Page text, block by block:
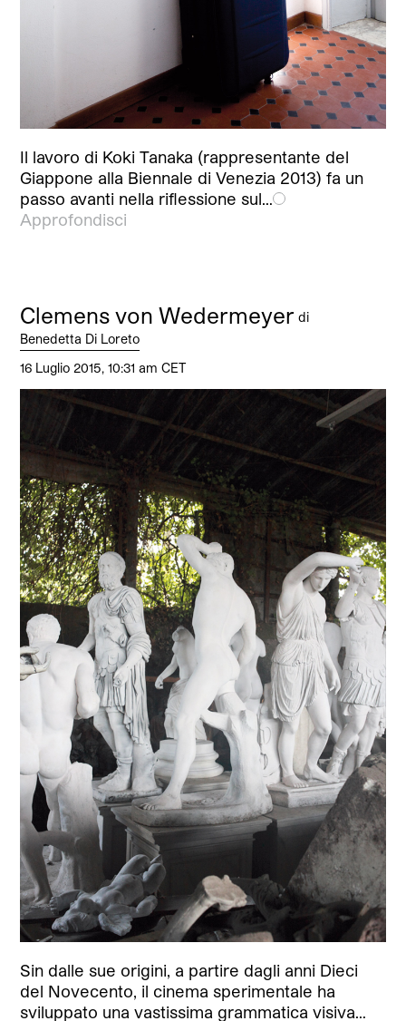
Il lavoro di Koki Tanaka (rappresentante del
Giappone alla Biennale di Venezia 2013) fa un
passo avanti nella riflessione sul…
Approfondisci
Clemens von Wedermeyer di
Benedetta Di Loreto
16 Luglio 2015, 10:31 am CET
Sin dalle sue origini, a partire dagli anni Dieci
del Novecento, il cinema sperimentale ha
sviluppato una vastissima grammatica visiva…